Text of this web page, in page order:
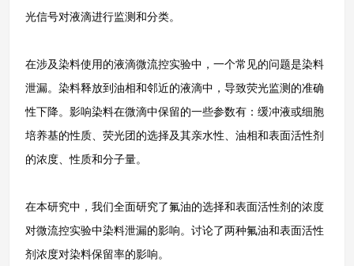
光信号对液滴进行监测和分类。
在涉及染料使用的液滴微流控实验中，一个常见的问题是染料
泄漏。染料释放到油相和邻近的液滴中，导致荧光监测的准确
性下降。影响染料在微滴中保留的一些参数有：缓冲液或细胞
培养基的性质、荧光团的选择及其亲水性、油相和表面活性剂
的浓度、性质和分子量。
在本研究中，我们全面研究了氟油的选择和表面活性剂的浓度
对微流控实验中染料泄漏的影响。讨论了两种氟油和表面活性
剂浓度对染料保留率的影响。